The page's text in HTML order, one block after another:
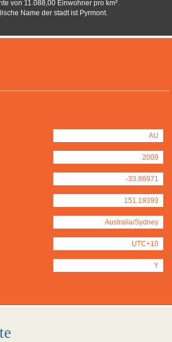
AU
2009
-33.86971
151.19393
Australia/Sydney
UTC+10
Y
von 11.088,00 Einwohner pro km².
Name der stadt ist Pyrmont.